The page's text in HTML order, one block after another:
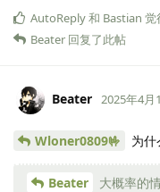
AutoReply和 Bastian 觉
Beater 回复了此帖
Beater 2025年4月
Wloner0809🤟 为什
Beater
大概率的